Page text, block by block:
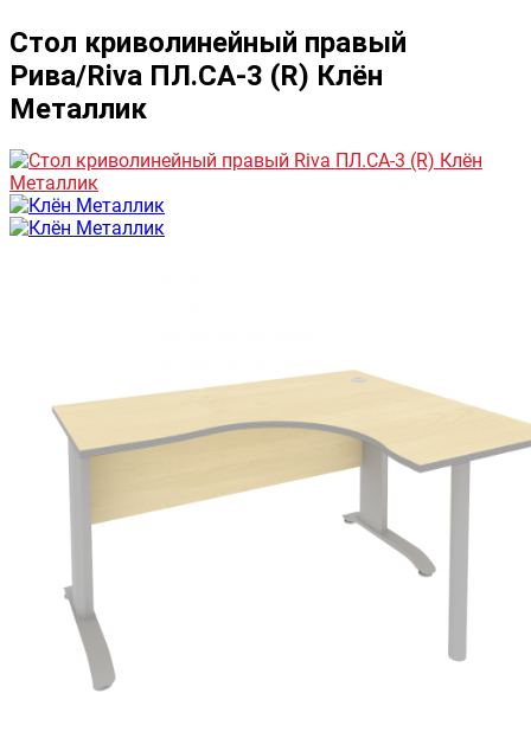
Стол криволинейный правый
Рива/Riva ПЛ.СА-3 (R) Клён
Металлик